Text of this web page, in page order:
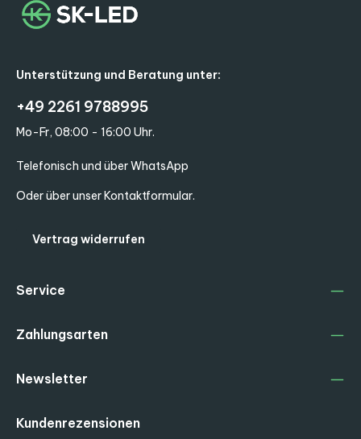
Unterstützung und Beratung unter:
+49 2261 9788995
Mo-Fr, 08:00 - 16:00 Uhr.
Telefonisch und über WhatsApp
Oder über unserKontaktformular.
Vertrag widerrufen
Service
Zahlungsarten
Kundenrezensionen
Newsletter